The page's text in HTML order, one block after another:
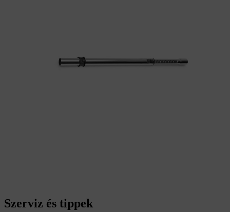
Szerviz és tippek